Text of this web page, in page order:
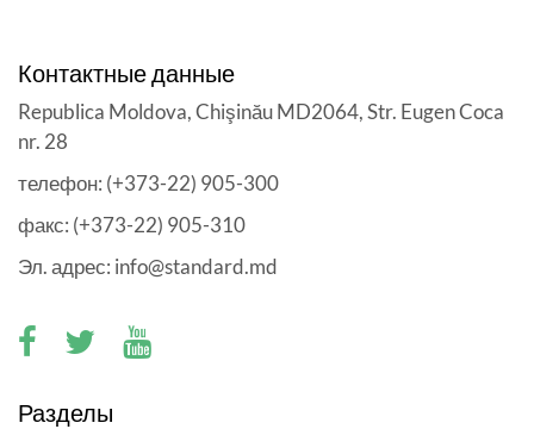
Контактные данные
Republica Moldova, Chişinău MD2064, Str. Eugen Coca
nr. 28
телефон: (+373-22) 905-300
факс: (+373-22) 905-310
Эл. адрес: info@standard.md
Разделы